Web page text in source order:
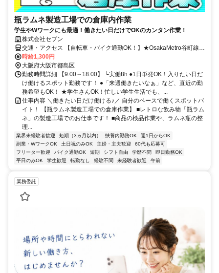
瓶ラムネ製造工場での倉庫内作業
学生やWワークにも最適！働きたい日だけでOKのカンタン作業！
株式会社セブン
交通・アクセス 【自転車・バイク通勤OK！】★OsakaMetro谷町線
「都島」駅～徒歩2分！
時給1,300円
大阪府大阪市都島区
勤務時間詳細 【9:00～18:00】 └実働8h ●1日単発OK！入りたい日だ
け働けるスポット勤務です！ ●「来週働きたいなぁ」など、直近の勤
務希望もOK！ ★学生さんOK！忙しい学生生活でも、...
仕事内容 ＼働きたい日だけ働ける♪／ 自分のペースで働くスポットバ
イト！ 【瓶ラムネ製造工場での倉庫作業】 ■レトロな飲み物「瓶ラム
ネ」の製造工場でのお仕事です！ ■商品の検品作業や、ラムネ瓶の整
理...
業界未経験者歓迎 短期（3ヵ月以内） 扶養内勤務OK
週1日からOK
副業・WワークOK
土日祝のみOK 主婦・主夫歓迎
60代も応募可
フリーター歓迎
バイク通勤OK 短期 シフト自由 学歴不問
即日勤務OK
平日のみOK
学生歓迎 転勤なし 経験不問 未経験者歓迎 午前
業務委託